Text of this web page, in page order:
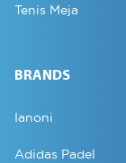
Tenis Meja
BRANDS
Ianoni
Adidas Padel